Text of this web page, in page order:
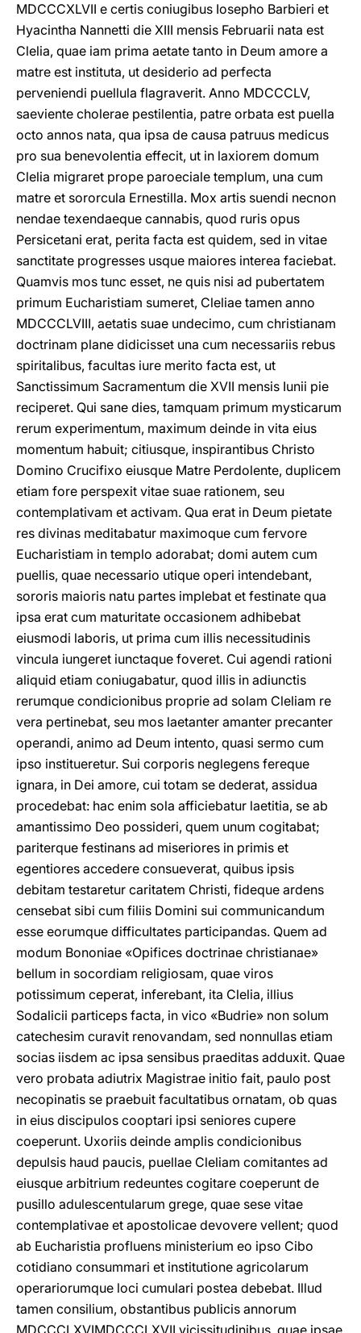
MDCCCXLVII e certis coniugibus Iosepho Barbieri et
Hyacintha Nannetti die XIII mensis Februarii nata est
Clelia, quae iam prima aetate tanto in Deum amore a
matre est instituta, ut desiderio ad perfecta
perveniendi puellula flagraverit. Anno MDCCCLV,
saeviente cholerae pestilentia, patre orbata est puella
octo annos nata, qua ipsa de causa patruus medicus
pro sua benevolentia effecit, ut in laxiorem domum
Clelia migraret prope paroeciale templum, una cum
matre et sororcula Ernestilla. Mox artis suendi necnon
nendae texendaeque cannabis, quod ruris opus
Persicetani erat, perita facta est quidem, sed in vitae
sanctitate progresses usque maiores interea faciebat.
Quamvis mos tunc esset, ne quis nisi ad pubertatem
primum Eucharistiam sumeret, Cleliae tamen anno
MDCCCLVIII, aetatis suae undecimo, cum christianam
doctrinam plane didicisset una cum necessariis rebus
spiritalibus, facultas iure merito facta est, ut
Sanctissimum Sacramentum die XVII mensis Iunii pie
reciperet. Qui sane dies, tamquam primum mysticarum
rerum experimentum, maximum deinde in vita eius
momentum habuit; citiusque, inspirantibus Christo
Domino Crucifixo eiusque Matre Perdolente, duplicem
etiam fore perspexit vitae suae rationem, seu
contemplativam et activam. Qua erat in Deum pietate
res divinas meditabatur maximoque cum fervore
Eucharistiam in templo adorabat; domi autem cum
puellis, quae necessario utique operi intendebant,
sororis maioris natu partes implebat et festinate qua
ipsa erat cum maturitate occasionem adhibebat
eiusmodi laboris, ut prima cum illis necessitudinis
vincula iungeret iunctaque foveret. Cui agendi rationi
aliquid etiam coniugabatur, quod illis in adiunctis
rerumque condicionibus proprie ad solam Cleliam re
vera pertinebat, seu mos laetanter amanter precanter
operandi, animo ad Deum intento, quasi sermo cum
ipso institueretur. Sui corporis neglegens fereque
ignara, in Dei amore, cui totam se dederat, assidua
procedebat: hac enim sola afficiebatur laetitia, se ab
amantissimo Deo possideri, quem unum cogitabat;
pariterque festinans ad miseriores in primis et
egentiores accedere consueverat, quibus ipsis
debitam testaretur caritatem Christi, fideque ardens
censebat sibi cum filiis Domini sui communicandum
esse eorumque difficultates participandas. Quem ad
modum Bononiae «Opifices doctrinae christianae»
bellum in socordiam religiosam, quae viros
potissimum ceperat, inferebant, ita Clelia, illius
Sodalicii particeps facta, in vico «Budrie» non solum
catechesim curavit renovandam, sed nonnullas etiam
socias iisdem ac ipsa sensibus praeditas adduxit. Quae
vero probata adiutrix Magistrae initio fait, paulo post
necopinatis se praebuit facultatibus ornatam, ob quas
in eius discipulos cooptari ipsi seniores cupere
coeperunt. Uxoriis deinde amplis condicionibus
depulsis haud paucis, puellae Cleliam comitantes ad
eiusque arbitrium redeuntes cogitare coeperunt de
pusillo adulescentularum grege, quae sese vitae
contemplativae et apostolicae devovere vellent; quod
ab Eucharistia profluens ministerium eo ipso Cibo
cotidiano consummari et institutione agricolarum
operariorumque loci cumulari postea debebat. Illud
tamen consilium, obstantibus publicis annorum
MDCCCLXVI­MDCCCLXVII vicissitudinibus, quae ipsae